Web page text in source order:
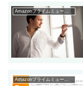
Amazonプライムミュージック
Amazonプライムミュージック